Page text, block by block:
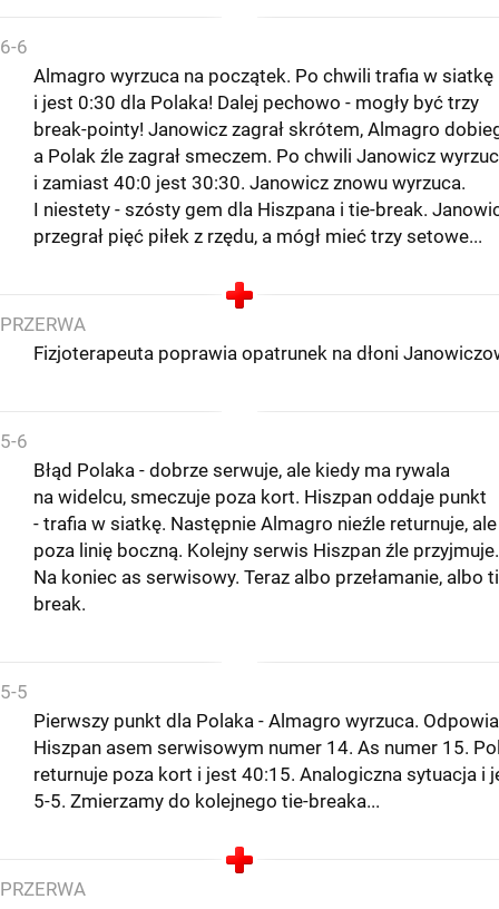
6-6
Almagro wyrzuca na początek. Po chwili trafia w siatkę
i jest 0:30 dla Polaka! Dalej pechowo - mogły być trzy
break-pointy! Janowicz zagrał skrótem, Almagro
a Polak źle zagrał smeczem. Po chwili Janowicz
i zamiast 40:0 jest 30:30. Janowicz znowu wyrzuca.
I niestety - szósty gem dla Hiszpana i tie-break.
przegrał pięć piłek z rzędu, a mógł mieć trzy setowe...
PRZERWA
Fizjoterapeuta poprawia opatrunek na dłoni
5-6
Błąd Polaka - dobrze serwuje, ale kiedy ma rywala
na widelcu, smeczuje poza kort. Hiszpan oddaje punkt
- trafia w siatkę. Następnie Almagro nieźle returnuje,
poza linię boczną. Kolejny serwis Hiszpan źle przyjmuje.
Na koniec as serwisowy. Teraz albo przełamanie, albo
break.
5-5
Pierwszy punkt dla Polaka - Almagro wyrzuca.
Hiszpan asem serwisowym numer 14. As numer 15.
returnuje poza kort i jest 40:15. Analogiczna sytuacja i
5-5. Zmierzamy do kolejnego tie-breaka...
PRZERWA